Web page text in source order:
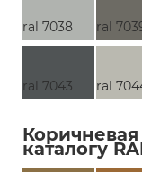
ral 7038 ral
ral 7043 ral
каталогу